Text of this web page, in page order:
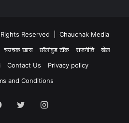
Reserved | Chauchak Media
चउचक खास छॉलीवुड टॉक राजनीति
खेल
Contact Us
Privacy policy
and Conditions
Facebook
TwitterInstagram